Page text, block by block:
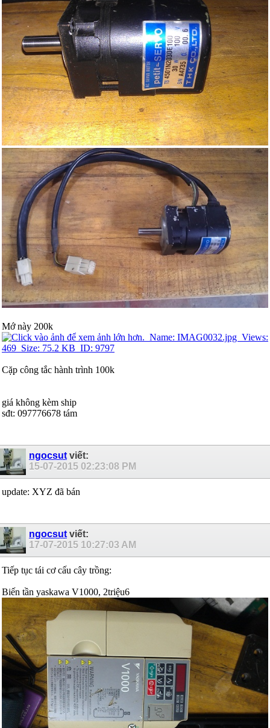
Mớ này 200k
Cặp công tắc hành trình 100k
giá không kèm ship
sđt: 097776678 tám
ngocsut viết:
15-07-2015 02:23:08 PM
update: XYZ đã bán
ngocsut viết:
17-07-2015 10:27:03 AM
Tiếp tục tái cơ cấu cây trồng:
Biến tần yaskawa V1000, 2triệu6